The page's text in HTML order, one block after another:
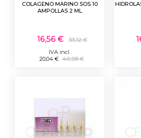
COLAGENO MARINO SOS 10
AMPOLLAS 2 ML
16,56 €
33,12 €
IVA incl.
20,04 € 40,08 €